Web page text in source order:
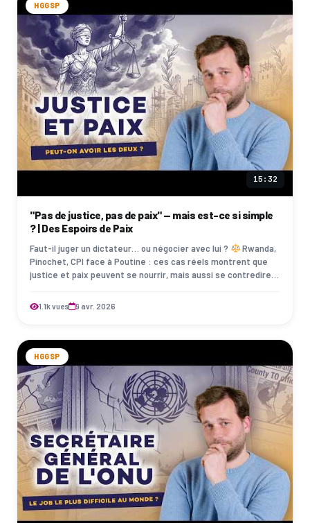
HGGSP
15:32
"Pas de justice, pas de paix" — mais est-ce si simple
? | Des Espoirs de Paix
Faut-il juger un dictateur… ou négocier avec lui ?
Rwanda,
Pinochet, CPI face à Poutine : ces cas réels montrent que
justice et paix peuvent se nourrir, mais aussi se contredire.
1.1k vues 9 avr. 2026
HGGSP